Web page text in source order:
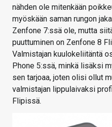
nähden ole mitenkään
myöskään saman rungon
Zenfone 7:ssä ole, mutta
puuttuminen on Zenfone 8
Valmistajan kuulokeliitäntä
Phone 5:ssä, minkä lisäksi
sen tarjoaa, joten olisi ollut
valmistajan lippulaivaksi
Flipissä.